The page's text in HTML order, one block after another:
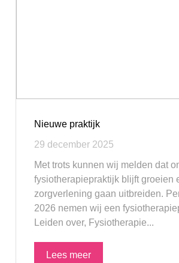
Nieuwe praktijk
29 december 2025
Met trots kunnen wij melden dat
fysiotherapiepraktijk blijft groeien
zorgverlening gaan uitbreiden.
2026 nemen wij een
Leiden over, Fysiotherapie...
Lees meer